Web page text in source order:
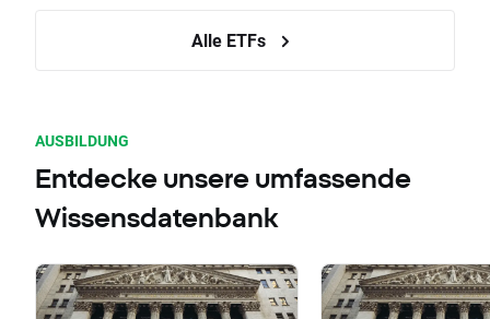
Alle ETFs
AUSBILDUNG
Entdecke unsere umfassende
Wissensdatenbank